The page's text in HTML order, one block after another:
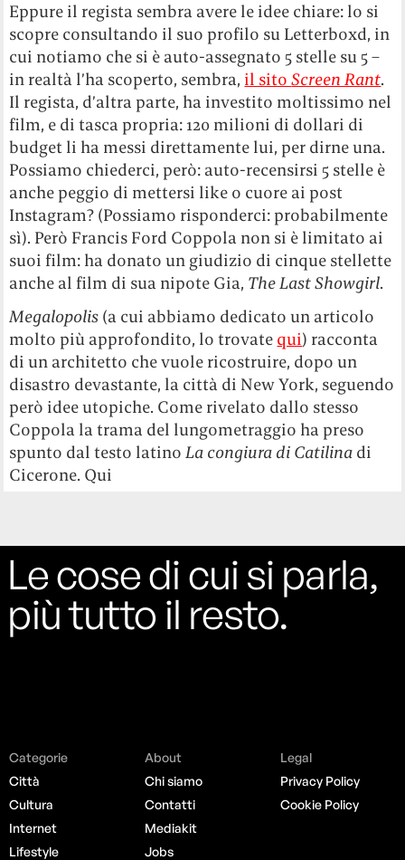
Eppure il regista sembra avere le idee chiare: lo si
scopre consultando il suo profilo su Letterboxd, in
cui notiamo che si è auto-assegnato 5 stelle su 5 –
in realtà l’ha scoperto, sembra, il sitoScreen Rant.
Il regista, d’altra parte, ha investito moltissimo nel
film, e di tasca propria: 120 milioni di dollari di
budget li ha messi direttamente lui, per dirne una.
Possiamo chiederci, però: auto-recensirsi 5 stelle è
anche peggio di mettersi like o cuore ai post
Instagram? (Possiamo risponderci: probabilmente
sì). Però Francis Ford Coppola non si è limitato ai
suoi film: ha donato un giudizio di cinque stellette
anche al film di sua nipote Gia, The Last Showgirl.
Megalopolis (a cui abbiamo dedicato un articolo
molto più approfondito, lo trovate qui) racconta
di un architetto che vuole ricostruire, dopo un
disastro devastante, la città di New York, seguendo
però idee utopiche. Come rivelato dallo stesso
Coppola la trama del lungometraggio ha preso
spunto dal testo latinoLa congiura di Catilina di
Cicerone. Qui
Le cose di cui si parla,
più tutto il resto.
Categorie
Città
Cultura
Internet
Lifestyle
About
Chi siamo
Contatti
Mediakit
Jobs
Legal
Privacy Policy
Cookie Policy